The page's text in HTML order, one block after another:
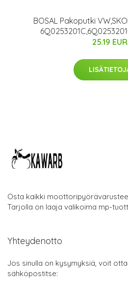
BOSAL Pakoputki
25.19 EUR
Osta kaikki
Tarjolla on laaja valikoima mp-
Yhteydenotto
Jos sinulla on kysymyksiä, voit
sähköpostitse: